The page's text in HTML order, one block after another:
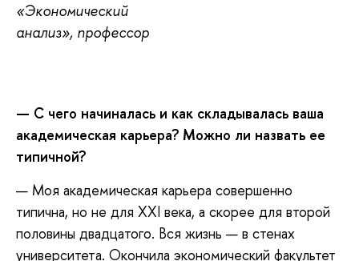
«Экономический
анализ», профессор
— С чего начиналась и как складывалась ваша
академическая карьера? Можно ли назвать ее
типичной?
— Моя академическая карьера совершенно
типична, но не для XXI века, а скорее для второй
половины двадцатого. Вся жизнь — в стенах
университета. Окончила экономический факультет